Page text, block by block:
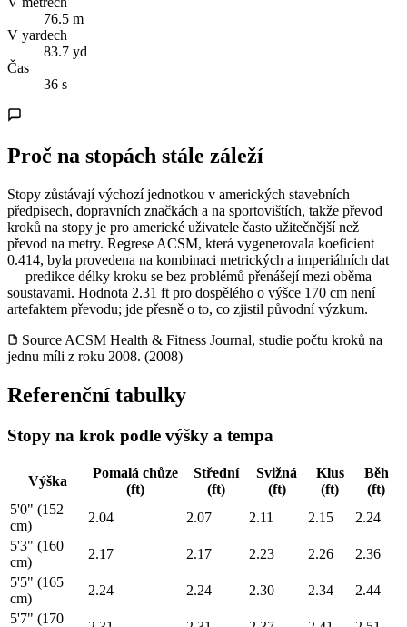
76.5 m
V yardech
83.7 yd
Čas
36 s
Proč na stopách stále záleží
Stopy zůstávají výchozí jednotkou v amerických stavebních
předpisech, dopravních značkách a na sportovištích, takže převod
kroků na stopy je pro americké uživatele často užitečnější než
převod na metry. Regrese ACSM, která vygenerovala koeficient
0.414, byla provedena na kombinaci metrických a imperiálních dat
— predikce délky kroku se bez problémů přenášejí mezi oběma
soustavami. Hodnota 2.31 ft pro dospělého o výšce 170 cm není
artefaktem převodu; jde přesně o to, co zjistil původní výzkum.
Source ACSM Health & Fitness Journal, studie počtu kroků na
jednu míli z roku 2008. (2008)
Referenční tabulky
Stopy na krok podle výšky a tempa
Výška
Pomalá chůze
(ft)
Střední
(ft)
Svižná
(ft)
Klus
(ft)
Běh
(ft)
5'0" (152
cm)
2.04 2.07 2.11 2.15
2.24
5'3" (160
cm)
2.17 2.17 2.23 2.26
2.36
5'5" (165
cm)
2.24 2.24 2.30 2.34
2.44
5'7" (170